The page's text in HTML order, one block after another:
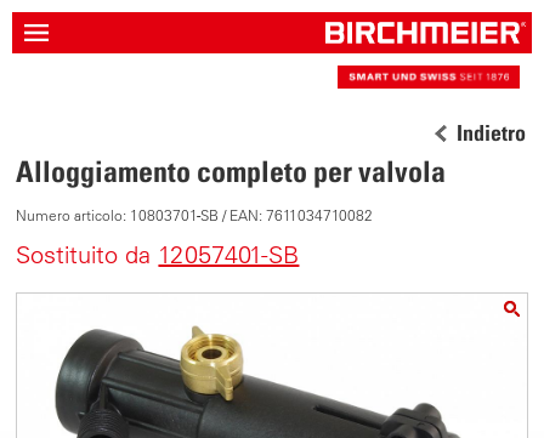
Indietro
Alloggiamento completo per valvola
Numero articolo: 10803701-SB / EAN: 7611034710082
Sostituito da 12057401-SB